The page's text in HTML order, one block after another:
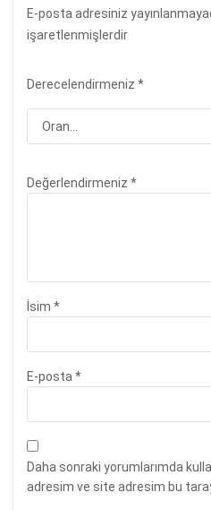
E-posta adresiniz
işaretlenmişlerdir
Derecelendirmeniz *
Değerlendirmeniz *
İsim *
E-posta *
Daha sonraki yorumlarımda
adresim ve site adresim bu